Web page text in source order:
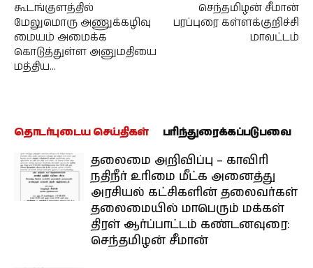
கூடங்குளத்தில்
மேலுமொரு அணுக்கழிவு
மையம் அமைக்க
கொடுத்துள்ள அனுமதியை
மத்திய…
செந்தமிழன் சீமான்
பரப்புரை கள்ளக்குறிச்சி
மாவட்டம்
தொடர்புடைய செய்திகள் பரிந்துரைக்கப்படுபவை
தலைமை அறிவிப்பு – காவிரி
நதிநீர் உரிமை மீட்க அனைத்து
அரசியல் கட்சிகளின் தலைவர்கள்
தலைமையில் மாபெரும் மக்கள்
திரள் ஆர்ப்பாட்டம் கண்டனவுரை:
செந்தமிழன் சீமான்